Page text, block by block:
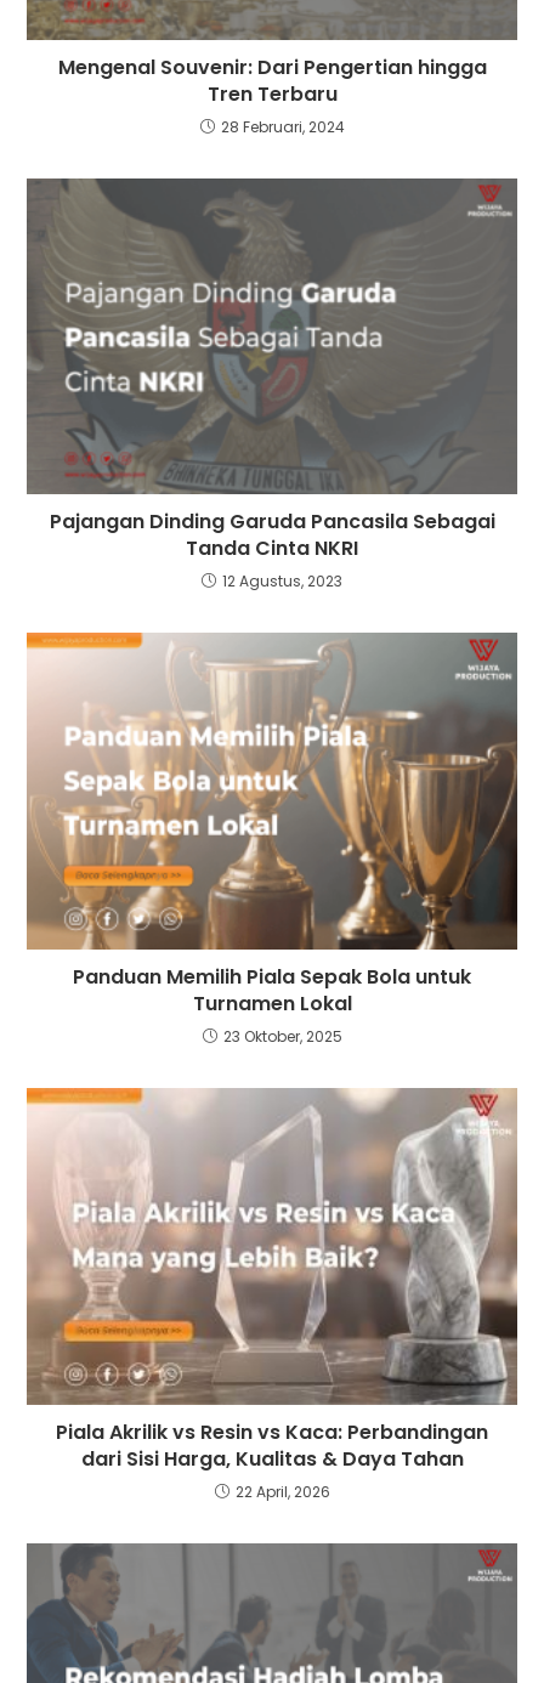
Mengenal Souvenir: Dari Pengertian hingga
Tren Terbaru
28 Februari, 2024
Pajangan Dinding Garuda Pancasila Sebagai
Tanda Cinta NKRI
12 Agustus, 2023
Panduan Memilih Piala Sepak Bola untuk
Turnamen Lokal
23 Oktober, 2025
Piala Akrilik vs Resin vs Kaca: Perbandingan
dari Sisi Harga, Kualitas & Daya Tahan
22 April, 2026